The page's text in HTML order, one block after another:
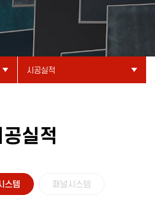
시공실적
공실적
스템 패널시스템